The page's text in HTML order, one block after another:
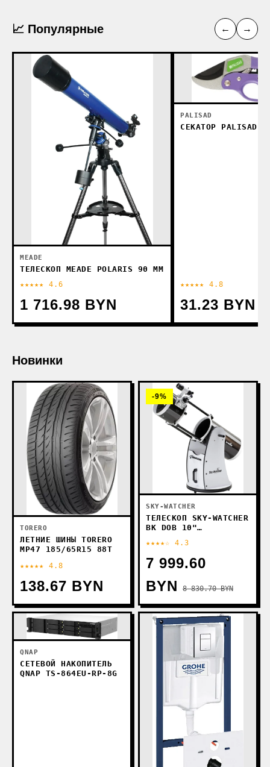
📈 Популярные ← →
MEADE
ТЕЛЕСКОП MEADE POLARIS 90 ММ
★★★★★ 4.6
1 716.98 BYN
PALISAD
СЕКАТОР PALISAD
★★★★★ 4.8
31.23 BYN
Новинки
TORERO
ЛЕТНИЕ ШИНЫ TORERO
MP47 185/65R15 88T
★★★★★ 4.8
138.67 BYN
-9%
SKY-WATCHER
ТЕЛЕСКОП SKY-WATCHER
BK DOB 10"
★★★★☆ 4.3
7 999.60
BYN
8 830.70 BYN
QNAP
СЕТЕВОЙ НАКОПИТЕЛЬ
QNAP TS-864EU-RP-8G